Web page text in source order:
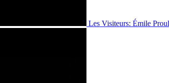
Les Visiteurs: Émile